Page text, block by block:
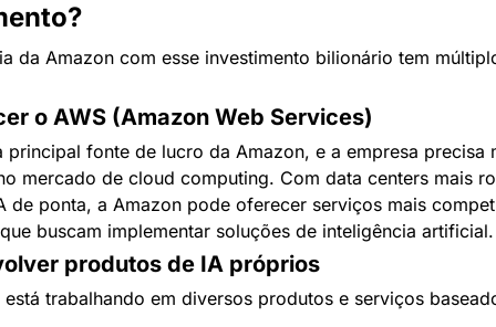
da Amazon com esse investimento bilionário tem
o AWS (Amazon Web Services)
principal fonte de lucro da Amazon, e a empresa precisa
mercado de cloud computing. Com data centers mais
de ponta, a Amazon pode oferecer serviços mais
buscam implementar soluções de inteligência artificial.
produtos de IA próprios
está trabalhando em diversos produtos e serviços